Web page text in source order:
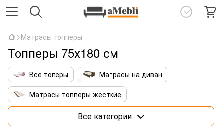
Матрасы топперы
Топперы 75х180 см
Все топеры
Матрасы на диван
Матрасы топперы жёсткие
Матрасы топперы с кокосовой койрой
Все категории